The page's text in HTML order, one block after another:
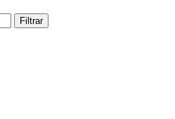
Filtrar